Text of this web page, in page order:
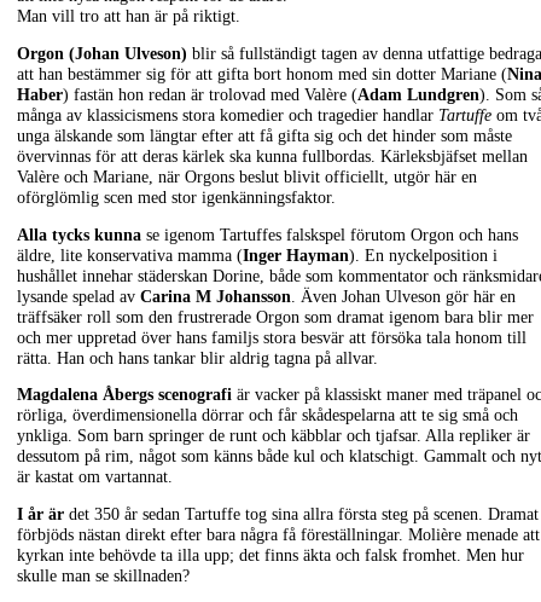
Man vill tro att han är på riktigt.
Orgon (Johan Ulveson) blir så fullständigt tagen av denna utfattige
att han bestämmer sig för att gifta bort honom med sin dotter Mariane (Nina
Haber) fastän hon redan är trolovad med Valère (Adam Lundgren). Som
många av klassicismens stora komedier och tragedier handlar Tartuffe om
unga älskande som längtar efter att få gifta sig och det hinder som måste
övervinnas för att deras kärlek ska kunna fullbordas. Kärleksbjäfset mellan
Valère och Mariane, när Orgons beslut blivit officiellt, utgör här en
oförglömlig scen med stor igenkänningsfaktor.
Alla tycks kunna se igenom Tartuffes falskspel förutom Orgon och hans
äldre, lite konservativa mamma (Inger Hayman). En nyckelposition i
hushållet innehar städerskan Dorine, både som kommentator och
lysande spelad av Carina M Johansson . Även Johan Ulveson gör här en
träffsäker roll som den frustrerade Orgon som dramat igenom bara blir mer
och mer uppretad över hans familjs stora besvär att försöka tala honom till
rätta. Han och hans tankar blir aldrig tagna på allvar.
Magdalena Åbergs scenografi är vacker på klassiskt maner med träpanel
rörliga, överdimensionella dörrar och får skådespelarna att te sig små och
ynkliga. Som barn springer de runt och käbblar och tjafsar. Alla repliker är
dessutom på rim, något som känns både kul och klatschigt. Gammalt och
är kastat om vartannat.
I år är det 350 år sedan Tartuffe tog sina allra första steg på scenen. Dramat
förbjöds nästan direkt efter bara några få föreställningar. Molière menade att
kyrkan inte behövde ta illa upp; det finns äkta och falsk fromhet. Men hur
skulle man se skillnaden?